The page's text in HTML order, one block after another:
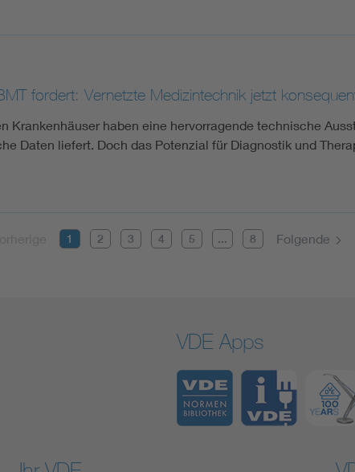
fordert: Vernetzte Medizintechnik jetzt
Krankenhäuser haben eine hervorragende technische
Daten liefert. Doch das Potenzial für Diagnostik und
1 2 3 4 5 ... 8 Folgende
VDE Apps